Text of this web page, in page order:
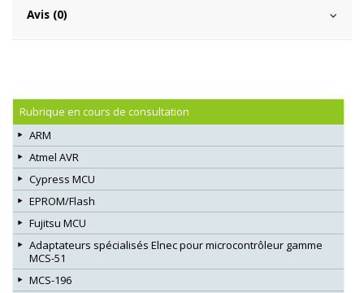
Avis (0)
Rubrique en cours de consultation
ARM
Atmel AVR
Cypress MCU
EPROM/Flash
Fujitsu MCU
Adaptateurs spécialisés Elnec pour microcontrôleur gamme
MCS-51
MCS-196